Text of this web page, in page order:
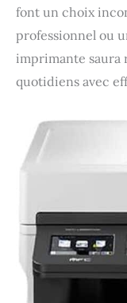
font un choix
professionnel ou
imprimante saura
quotidiens avec